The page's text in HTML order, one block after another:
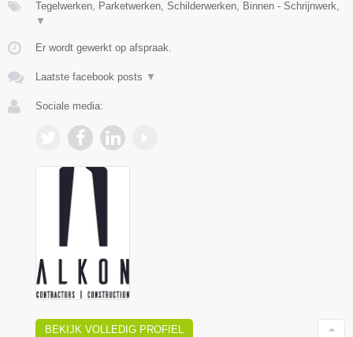
Tegelwerken, Parketwerken, Schilderwerken, Binnen - Schrijnwerk,
▼
Er wordt gewerkt op afspraak.
Laatste facebook posts ▼
Sociale media:
BEKIJK VOLLEDIG PROFIEL